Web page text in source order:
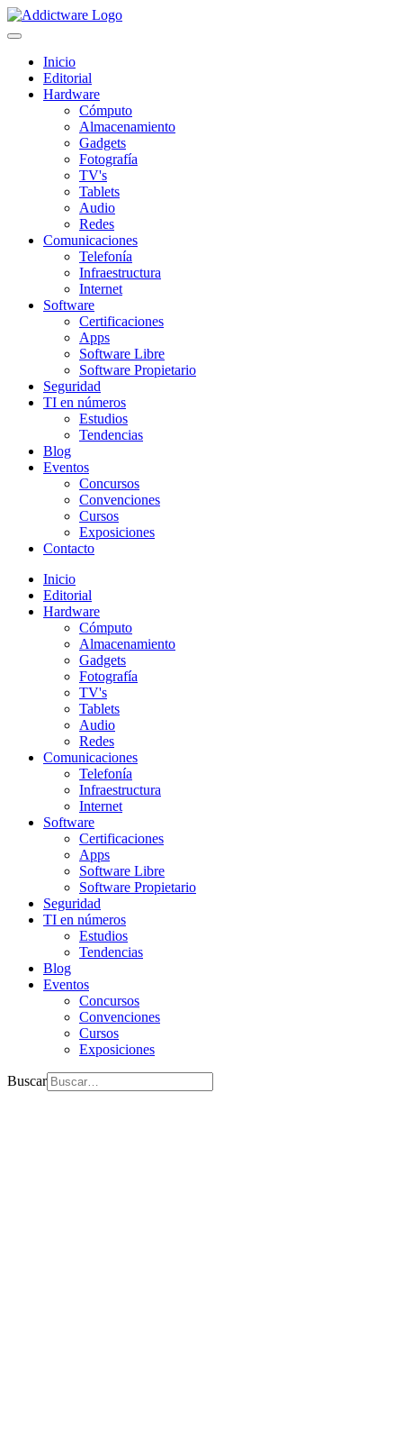
Inicio
Editorial
Hardware
Cómputo
Almacenamiento
Gadgets
Fotografía
TV's
Tablets
Audio
Redes
Comunicaciones
Telefonía
Infraestructura
Internet
Software
Certificaciones
Apps
Software Libre
Software Propietario
Seguridad
TI en números
Estudios
Tendencias
Blog
Eventos
Concursos
Convenciones
Cursos
Exposiciones
Contacto
Inicio
Editorial
Hardware
Cómputo
Almacenamiento
Gadgets
Fotografía
TV's
Tablets
Audio
Redes
Comunicaciones
Telefonía
Infraestructura
Internet
Software
Certificaciones
Apps
Software Libre
Software Propietario
Seguridad
TI en números
Estudios
Tendencias
Blog
Eventos
Concursos
Convenciones
Cursos
Exposiciones
Buscar